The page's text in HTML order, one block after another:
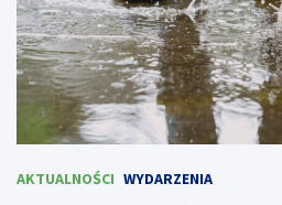
AKTUALNOŚCI WYDARZENIA